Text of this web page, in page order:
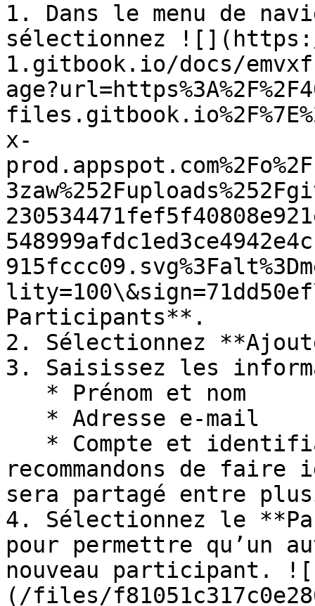
1. Dans le menu de
sélectionnez
1.gitbook.io/docs/
x-
Participants**.
2. Sélectionnez
3. Saisissez les
recommandons de
sera partagé entre
4. Sélectionnez le
pour permettre qu’un
nouveau participant.
(/files/